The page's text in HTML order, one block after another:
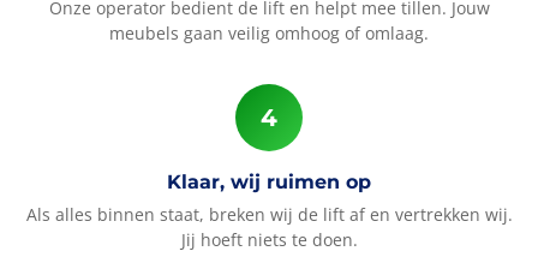
Onze operator bedient de lift en helpt mee tillen. Jouw
meubels gaan veilig omhoog of omlaag.
Klaar, wij ruimen op
Als alles binnen staat, breken wij de lift af en vertrekken wij.
Jij hoeft niets te doen.